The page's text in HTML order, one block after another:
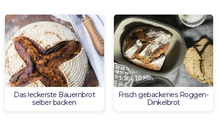
Das leckerste Bauernbrot
selber backen
1 Std. 10 Min.
Frisch gebackenes Roggen-
Dinkelbrot